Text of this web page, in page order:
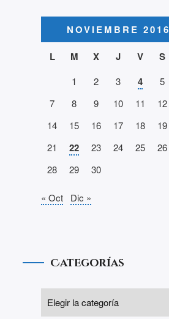
NOVIEMBRE 2016
L
M X J V S
1 2 3 4 5
7
8 9 10 11 12
14
15 16 17 18 19
21
22 23 24 25 26
28
29 30
« Oct Dic »
Categorías